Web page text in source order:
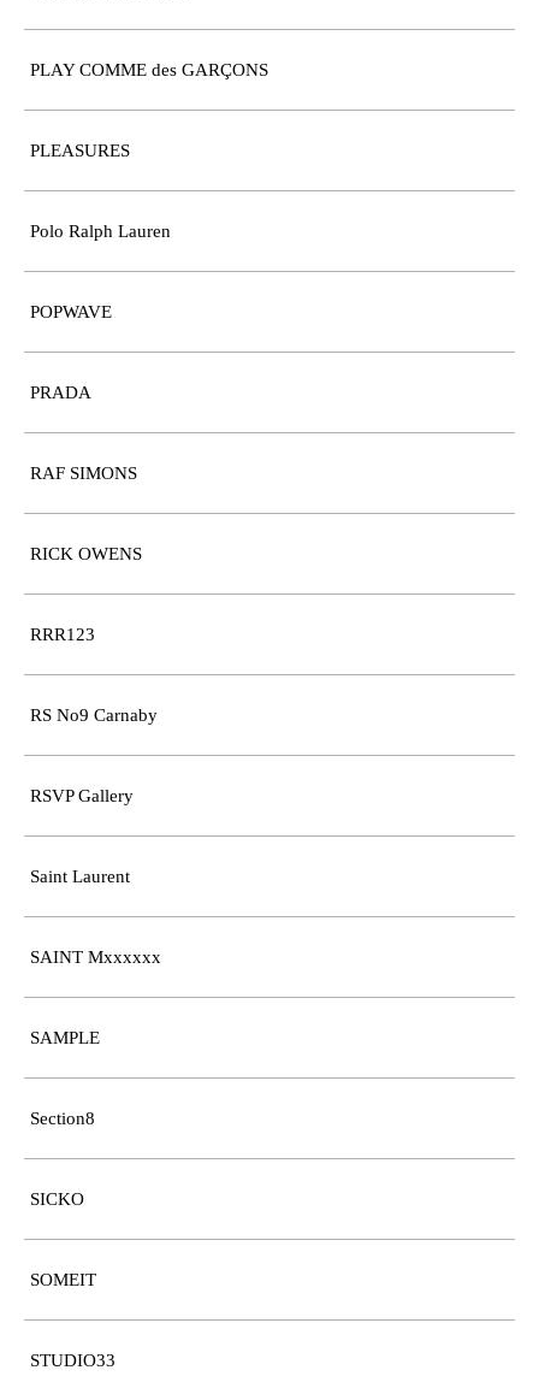
PLAY COMME des GARÇONS
PLEASURES
Polo Ralph Lauren
POPWAVE
PRADA
RAF SIMONS
RICK OWENS
RRR123
RS No9 Carnaby
RSVP Gallery
Saint Laurent
SAINT Mxxxxxx
SAMPLE
Section8
SICKO
SOMEIT
STUDIO33